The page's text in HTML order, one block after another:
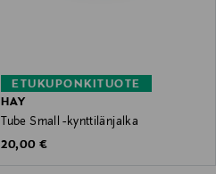
ETUKUPONKITUOTE
HAY
Tube Small -kynttilänjalka
Original Price
20,00 €